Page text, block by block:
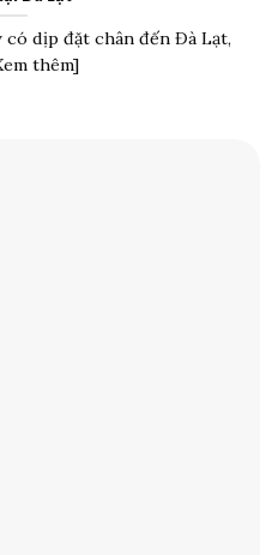
dịp đặt chân đến Đà Lạt,
thêm]